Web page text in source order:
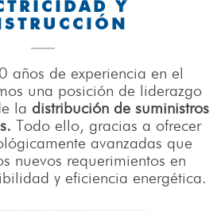
Y
años de experiencia en el
una posición de liderazgo
la distribución de suministros
Todo ello, gracias a ofrecer
avanzadas que
nuevos requerimientos en
y eficiencia energética.